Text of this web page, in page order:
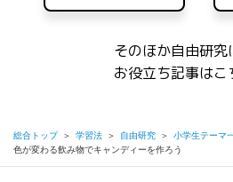
そのほか自由研究
お役立ち記事はこ
総合トップ ＞ 学習法 ＞ 自由研究 ＞ 小学生テーマ
色が変わる飲み物でキャンディーを作ろう